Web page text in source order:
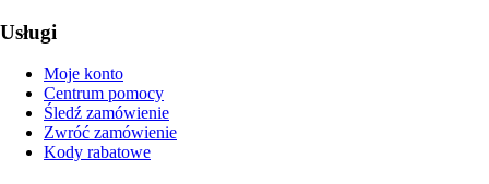
Usługi
Moje konto
Centrum pomocy
Śledź zamówienie
Zwróć zamówienie
Kody rabatowe